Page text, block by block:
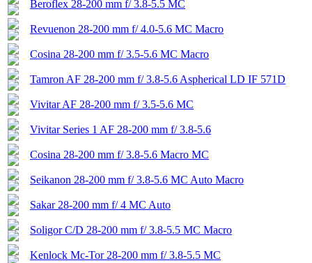
Beroflex 28-200 mm f/ 3.8-5.5 MC
Revuenon 28-200 mm f/ 4.0-5.6 MC Macro
Cosina 28-200 mm f/ 3.5-5.6 MC Macro
Tamron AF 28-200 mm f/ 3.8-5.6 Aspherical LD IF 571D
Vivitar AF 28-200 mm f/ 3.5-5.6 MC
Vivitar Series 1 AF 28-200 mm f/ 3.8-5.6
Cosina 28-200 mm f/ 3.8-5.6 Macro MC
Seikanon 28-200 mm f/ 3.8-5.6 MC Auto Macro
Sakar 28-200 mm f/ 4 MC Auto
Soligor C/D 28-200 mm f/ 3.8-5.5 MC Macro
Kenlock Mc-Tor 28-200 mm f/ 3.8-5.5 MC